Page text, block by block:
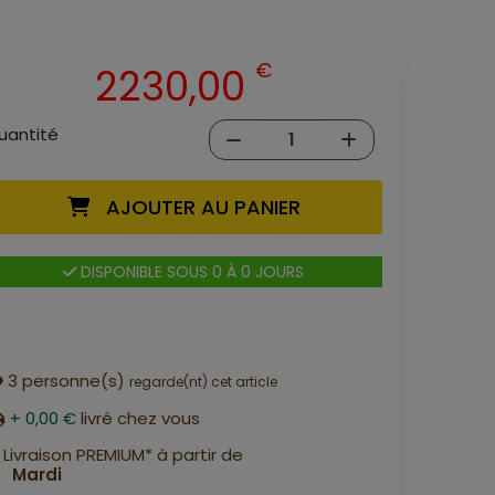
2230,00 €
AJOUTER AU PANIER
DISPONIBLE SOUS 0 À 0 JOURS
3 personne(s) regarde(nt) cet article
+ 0,00 €livré chez vous
Livraison PREMIUM* à partir de
Mardi